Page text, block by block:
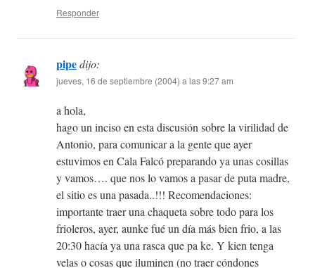
Responder
pipedijo:
jueves, 16 de septiembre (2004) a las 9:27 am
a hola,
hago un inciso en esta discusión sobre la virilidad de
Antonio, para comunicar a la gente que ayer
estuvimos en Cala Falcó preparando ya unas cosillas
y vamos…. que nos lo vamos a pasar de puta madre,
el sitio es una pasada..!!! Recomendaciones:
importante traer una chaqueta sobre todo para los
frioleros, ayer, aunke fué un día más bien frio, a las
20:30 hacía ya una rasca que pa ke. Y kien tenga
velas o cosas que iluminen (no traer cóndones